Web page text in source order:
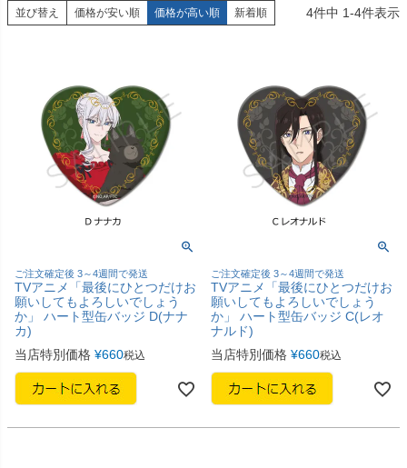
並び替え 価格が安い順 価格が高い順 新着順 4件中 1-4件表示
ご注文確定後 3～4週間で発送
TVアニメ「最後にひとつだけお
願いしてもよろしいでしょう
か」 ハート型缶バッジ D(ナナ
カ)
当店特別価格 ¥660税込
ご注文確定後 3～4週間で発送
TVアニメ「最後にひとつだけお
願いしてもよろしいでしょう
か」 ハート型缶バッジ C(レオ
ナルド)
当店特別価格 ¥660税込